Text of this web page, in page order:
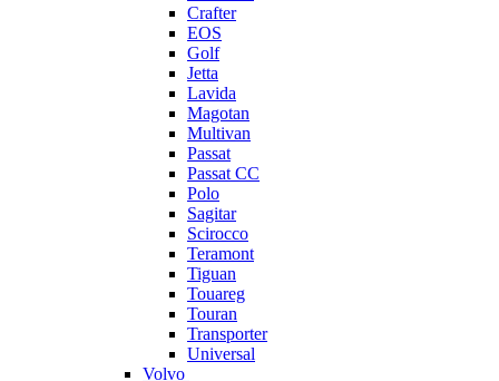
Crafter
EOS
Golf
Jetta
Lavida
Magotan
Multivan
Passat
Passat CC
Polo
Sagitar
Scirocco
Teramont
Tiguan
Touareg
Touran
Transporter
Universal
Volvo